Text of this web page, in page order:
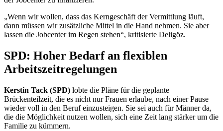
„Wenn wir wollen, dass das Kerngeschäft der Vermittlung läuft,
dann müssen wir zusätzliche Mittel in die Hand nehmen. Sie aber
lassen die Jobcenterim Regen stehen“, kritisierte Deligöz.
SPD: Hoher Bedarf an flexiblen
Arbeitszeitregelungen
Kerstin Tack (SPD) lobte die Pläne für die geplante
Brückenteilzeit, die es nicht nur Frauen erlaube, nach einer Pause
wieder voll in den Beruf einzusteigen. Sie sei auch für Männer da,
die die Möglichkeit nutzen wollen, sich eine Zeit lang stärker um die
Familie zu kümmern.